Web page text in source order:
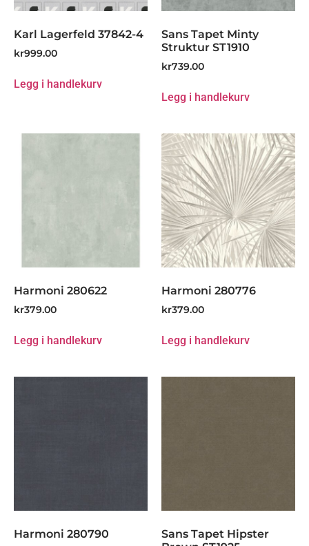
Karl Lagerfeld 37842-4
kr999.00
Legg i handlekurv
Sans Tapet Minty
Struktur ST1910
kr739.00
Legg i handlekurv
Harmoni 280622
kr379.00
Legg i handlekurv
Harmoni 280776
kr379.00
Legg i handlekurv
Harmoni 280790
Sans Tapet Hipster